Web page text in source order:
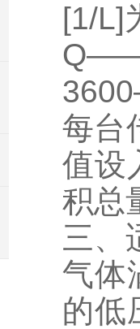
[1/L]
Q——
每台
值设
积总
三、
气体
的低